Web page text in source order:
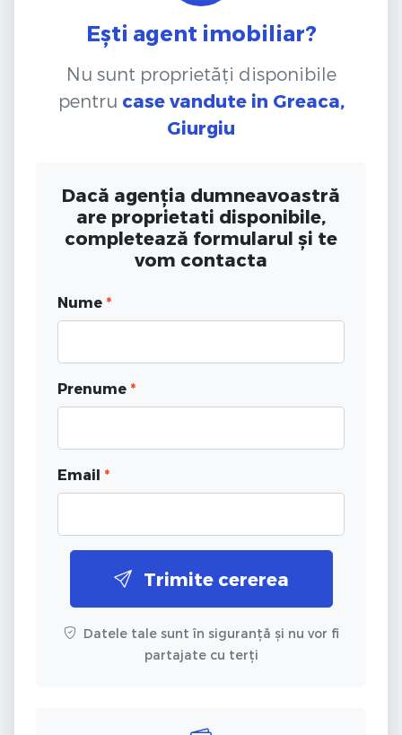
Ești agent imobiliar?
Nu sunt proprietăți disponibile
pentru case vandute in Greaca,
Giurgiu
Dacă agenția dumneavoastră
are proprietati disponibile,
completează formularul și te
vom contacta
Nume *
Prenume *
Email *
Trimite cererea
Datele tale sunt în siguranță și nu vor fi
partajate cu terți